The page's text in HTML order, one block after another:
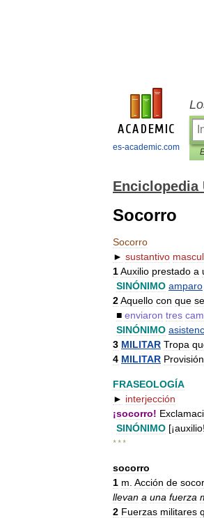
es-academic.com
Enciclopedia
Socorro
Socorro
► sustantivo
1Auxilio prestado a
SINÓNIMO amparo
2Aquello con que se
■ enviaron tres
SINÓNIMO
3 MILITAR Tropa
4 MILITAR Provisión
FRASEOLOGÍA
► interjección
¡socorro!
SINÓNIMO [¡auxilio
* * *
socorro
1 m Acción de
llevan a una fuerza
2 Fuerzas militares